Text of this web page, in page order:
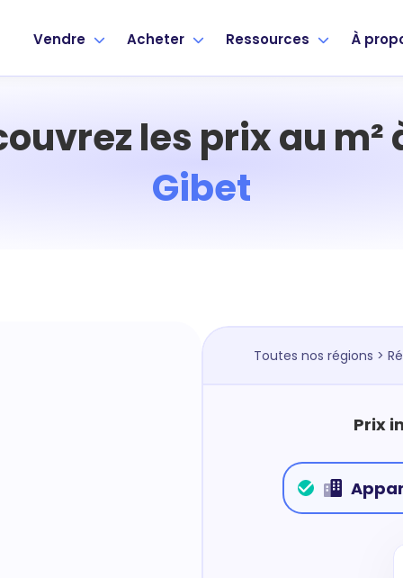
Vendre Acheter Ressources À
les prix au m²
Gibet
Toutes nos régions >
Prix